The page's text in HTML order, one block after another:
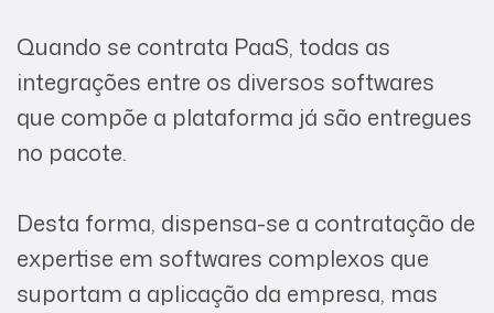
Quando se contrata PaaS, todas as
integrações entre os diversos softwares
que compõe a plataforma já são entregues
no pacote.
Desta forma, dispensa-se a contratação de
expertise em softwares complexos que
suportam a aplicação da empresa, mas